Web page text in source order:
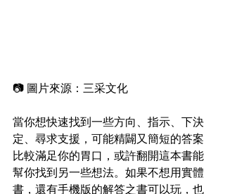
📷 圖片來源：三采文化
當你想快速找到一些方向、指示、下決
定、尋求支援，可能精闢又簡短的答案
比較滿足你的胃口，或許翻開這本書能
幫你找到另一些想法。如果不想用實體
書，還有手機版的解答之書可以玩，也